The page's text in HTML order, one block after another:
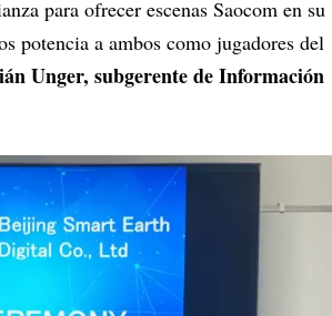
para ofrecer escenas Saocom en su
potencia a ambos como jugadores del
Unger, subgerente de Información